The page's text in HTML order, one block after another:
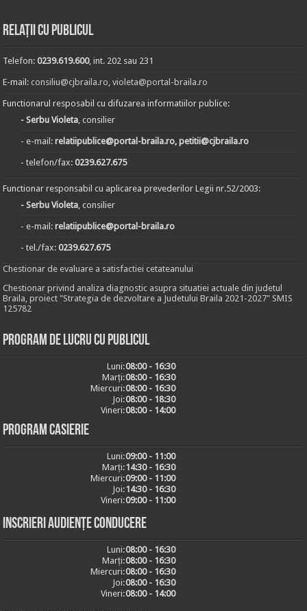
Relații cu publicul
Telefon:0239.619.600, int. 202 sau 231
E-mail:consiliu@cjbraila.ro,violeta@portal-braila.ro
Functionarul resposabil cu difuzarea informatiilor publice:
- Serbu Violeta, consilier
- e-mail:relatiipublice@portal-braila.ro, petitii@cjbraila.ro
- telefon/fax:0239.627.675
Functionar responsabil cu aplicarea prevederilor Legii nr.52/2003:
- Serbu Violeta, consilier
- e-mail:relatiipublice@portal-braila.ro
- tel./fax:0239.627.675
Chestionar de evaluare a satisfactiei cetateanului
Chestionar privind analiza diagnostic asupra situatiei actuale din judetul
Braila, proiect "Strategia de dezvoltare a Judetului Braila 2021-2027" SMIS
125782
Program de lucru cu publicul
Luni:08:00 - 16:30
Marți:08:00 - 16:30
Miercuri:08:00 - 16:30
Joi:08:00 - 18:30
Vineri:08:00 - 14:00
Program casierie
Luni:09:00 - 11:00
Marți:14:30 - 16:30
Miercuri:09:00 - 11:00
Joi:14:30 - 16:30
Vineri:09:00 - 11:00
Inscrieri audiențe conducere
Luni:08:00 - 16:30
Marți:08:00 - 16:30
Miercuri:08:00 - 16:30
Joi:08:00 - 16:30
Vineri:08:00 - 14:00